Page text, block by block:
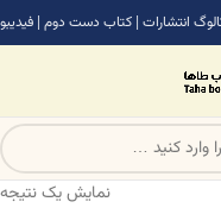
انتشارات | کتاب دست دوم | فیدیبو
نمایش یک نتیجه